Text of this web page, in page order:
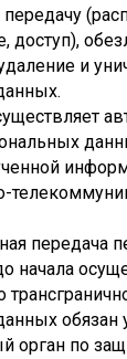
доступ),
и
передача
начала
обязан
орган по